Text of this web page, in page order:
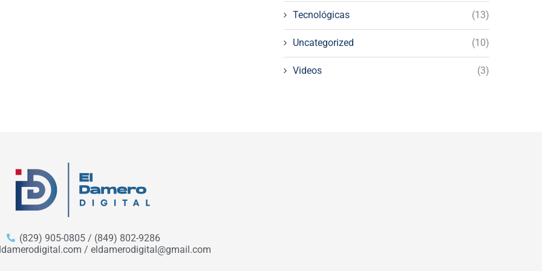
Tecnológicas (13)
Uncategorized (10)
Videos (3)
(829) 905-0805 / (849) 802-9286
/ eldamerodigital@gmail.com